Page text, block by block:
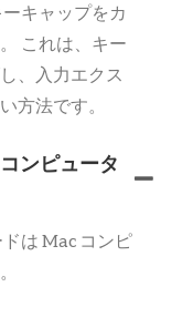
キャップをカ
これは、キー
、入力エクス
方法です。
ンピュータ
は Mac コンピ